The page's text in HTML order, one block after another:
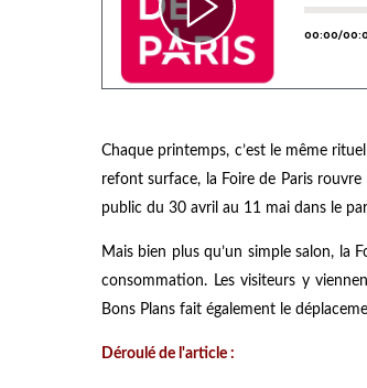
Chaque printemps, c’est le même
refont surface, la Foire de Paris
public du 30 avril au 11 mai dans le
Mais bien plus qu’un simple salon, la
consommation. Les visiteurs y
Bons Plans fait également le
Déroulé de l'article :